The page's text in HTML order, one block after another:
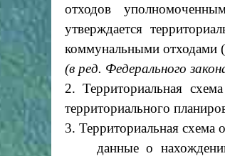
отходов
утверждается
коммунальными отходами
(в ред. Федерального
2. Территориальная
территориального
3. Территориальная схема
данные о